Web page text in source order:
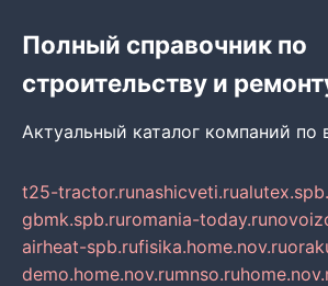
Полный справочник по
строительству и
Актуальный каталог компаний по
t25-tractor.runashicveti.ru
gbmk.spb.ruromania-today.ru
airheat-spb.rufisika.home.nov.ru
demo.home.nov.rumnso.ru